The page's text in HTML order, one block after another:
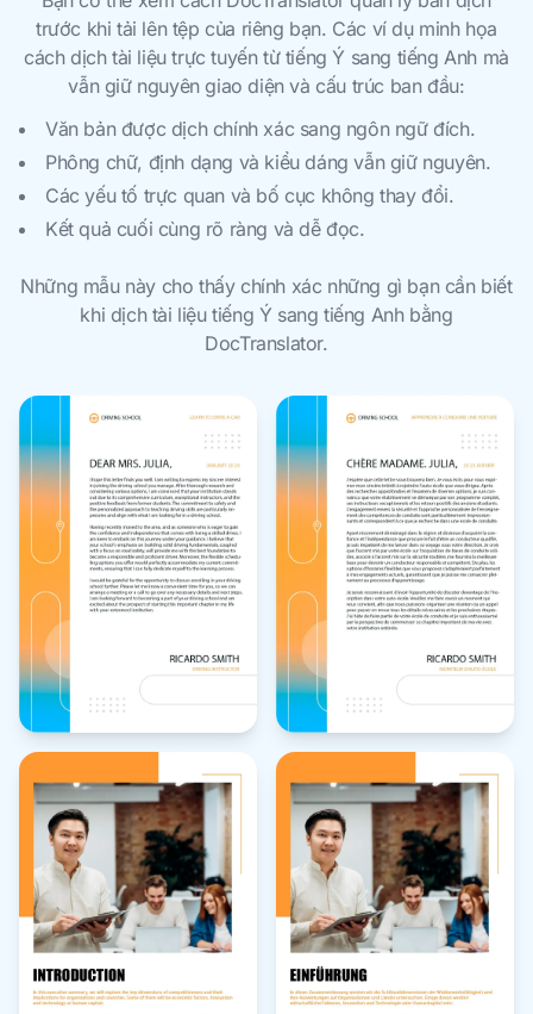
trước khi tải lên tệp của riêng bạn. Các ví dụ minh họa
cách dịch tài liệu trực tuyến từ tiếng Ý sang tiếng Anh mà
vẫn giữ nguyên giao diện và cấu trúc ban đầu:
Văn bản được dịch chính xác sang ngôn ngữ đích.
Phông chữ, định dạng và kiểu dáng vẫn giữ nguyên.
Các yếu tố trực quan và bố cục không thay đổi.
Kết quả cuối cùng rõ ràng và dễ đọc.
Những mẫu này cho thấy chính xác những gì bạn cần biết
khi dịch tài liệu tiếng Ý sang tiếng Anh bằng
DocTranslator.